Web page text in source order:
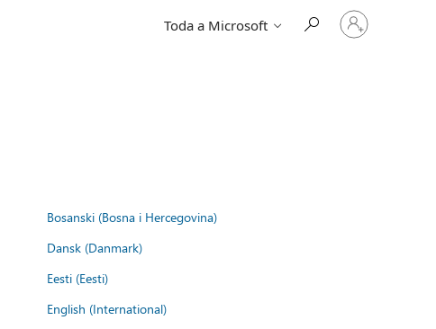
Toda a Microsoft
Entre
em
sua
Bosanski (Bosna i Hercegovina)
Dansk (Danmark)
Eesti (Eesti)
English (International)